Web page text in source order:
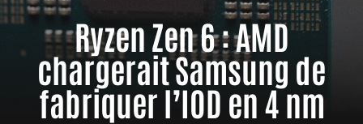
Ryzen Zen 6 : AMD
chargerait Samsung de
fabriquer l’IOD en 4 nm